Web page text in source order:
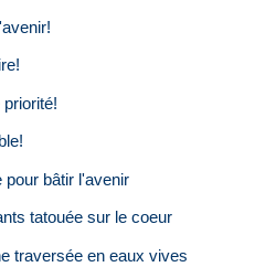
pour bâtir l'avenir
tatouée sur le coeur
traversée en eaux vives